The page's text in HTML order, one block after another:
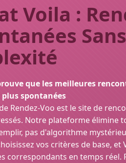
Voila :
Sans
que les meilleures
spontanées
Rendez-Voo est le site de
Notre plateforme élimine
pas d'algorithme
vos critères de base, et
correspondants en temps